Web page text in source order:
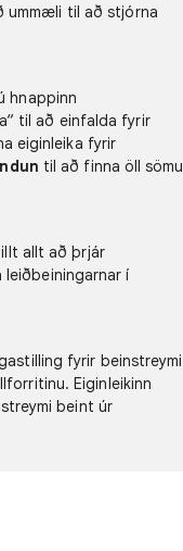
ummæli til að stjórna
hnappinn
til að einfalda fyrir
eiginleika fyrir
til að finna öll sömu
allt að þrjár
í
fyrir beinstreymi
Eiginleikinn
beint úr